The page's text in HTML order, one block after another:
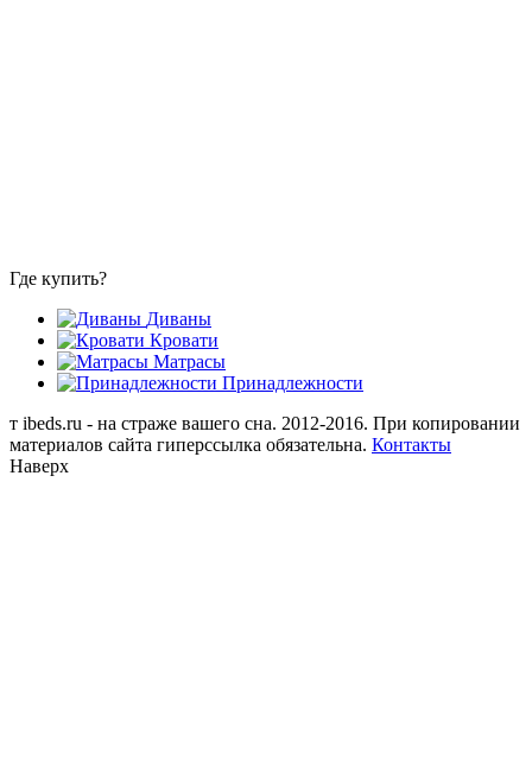
Где купить?
Диваны
Кровати
Матрасы
Принадлежности
т ibeds.ru - на страже вашего сна. 2012-2016. При копировании
материалов сайта гиперссылка обязательна. Контакты
Наверх